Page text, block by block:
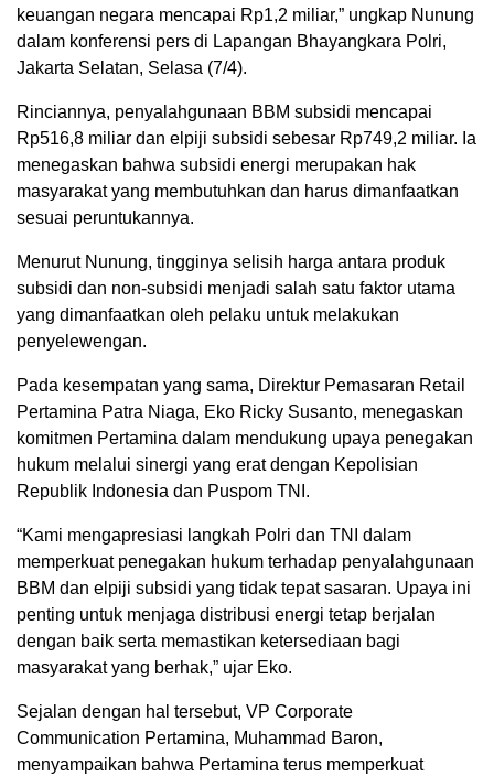
keuangan negara mencapai Rp1,2 miliar,” ungkap Nunung
dalam konferensi pers di Lapangan Bhayangkara Polri,
Jakarta Selatan, Selasa (7/4).
Rinciannya, penyalahgunaan BBM subsidi mencapai
Rp516,8 miliar dan elpiji subsidi sebesar Rp749,2 miliar. Ia
menegaskan bahwa subsidi energi merupakan hak
masyarakat yang membutuhkan dan harus dimanfaatkan
sesuai peruntukannya.
Menurut Nunung, tingginya selisih harga antara produk
subsidi dan non-subsidi menjadi salah satu faktor utama
yang dimanfaatkan oleh pelaku untuk melakukan
penyelewengan.
Pada kesempatan yang sama, Direktur Pemasaran Retail
Pertamina Patra Niaga, Eko Ricky Susanto, menegaskan
komitmen Pertamina dalam mendukung upaya penegakan
hukum melalui sinergi yang erat dengan Kepolisian
Republik Indonesia dan Puspom TNI.
“Kami mengapresiasi langkah Polri dan TNI dalam
memperkuat penegakan hukum terhadap penyalahgunaan
BBM dan elpiji subsidi yang tidak tepat sasaran. Upaya ini
penting untuk menjaga distribusi energi tetap berjalan
dengan baik serta memastikan ketersediaan bagi
masyarakat yang berhak,” ujar Eko.
Sejalan dengan hal tersebut, VP Corporate
Communication Pertamina, Muhammad Baron,
menyampaikan bahwa Pertamina terus memperkuat